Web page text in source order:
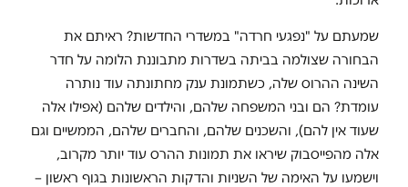
שמעתם על "נפגעי חרדה" במשדרי החדשות? ראיתם את
הבחורה שצולמה בביתה בשדרות מתבוננת הלומה על חדר
השינה ההרוס שלה, כשתמונת ענק מחתונתה עוד נותרה
עומדת? הם ובני המשפחה שלהם, והילדים שלהם (אפילו אלה
שעוד אין להם), והשכנים שלהם, והחברים שלהם, הממשיים וגם
אלה מהפייסבוק שיראו את תמונות ההרס עוד יותר מקרוב,
וישמעו על האימה של השניות והדקות הראשונות בגוף ראשון –